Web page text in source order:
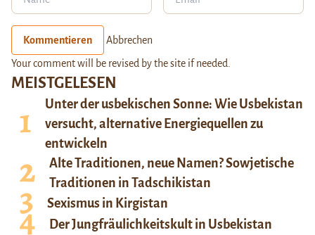
MEISTGELESEN
Unter der usbekischen Sonne: Wie Usbekistan
versucht, alternative Energiequellen zu
entwickeln
Alte Traditionen, neue Namen? Sowjetische
Traditionen in Tadschikistan
Sexismus in Kirgistan
Der Jungfräulichkeitskult in Usbekistan
Kommentieren Abbrechen
Your comment will be revised by the site if needed.